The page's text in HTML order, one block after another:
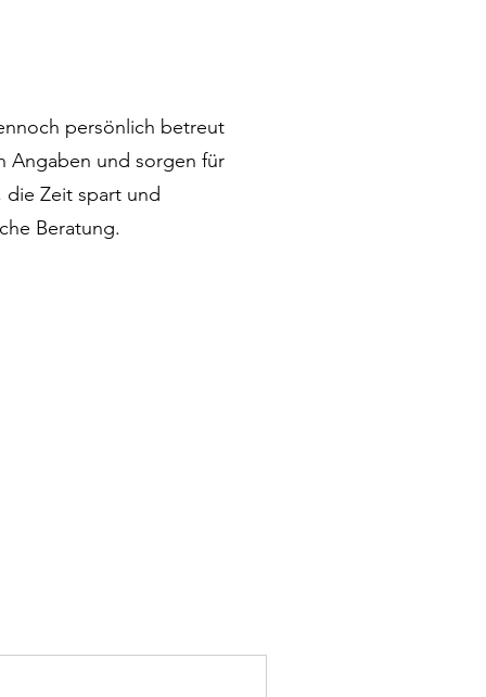
persönlich betreut
Angaben und sorgen für
Zeit spart und
Beratung.